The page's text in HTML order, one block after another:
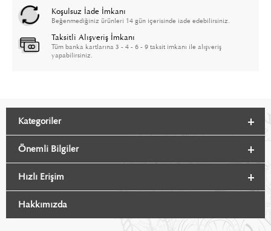
Koşulsuz İade İmkanı
Beğenmediğiniz ürünleri 14 gün içerisinde iade edebilirsiniz.
Taksitli Alışveriş İmkanı
Tüm banka kartlarına 3 - 4 - 6 - 9 taksit imkanı ile alışveriş
yapabilirsiniz.
Kategoriler
Önemli Bilgiler
Hızlı Erişim
Hakkımızda